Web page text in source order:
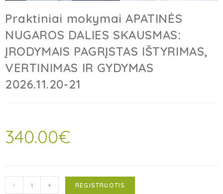
Praktiniai mokymai APATINĖS
NUGAROS DALIES SKAUSMAS:
ĮRODYMAIS PAGRĮSTAS IŠTYRIMAS,
VERTINIMAS IR GYDYMAS
2026.11.20-21
340.00€
- + REGISTRUOTIS